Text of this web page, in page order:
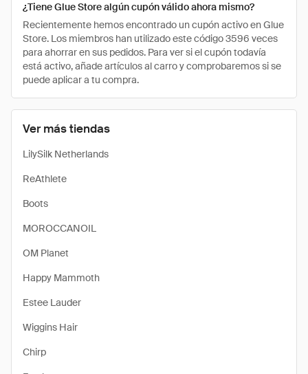
Ver más tiendas
LilySilk Netherlands
ReAthlete
Boots
MOROCCANOIL
OM Planet
Happy Mammoth
Estee Lauder
Wiggins Hair
Chirp
¿Tiene Glue Store algún cupón válido ahora mismo?
Recientemente hemos encontrado un cupón activo en Glue
Store. Los miembros han utilizado este código 3596 veces
para ahorrar en sus pedidos. Para ver si el cupón todavía
está activo, añade artículos al carro y comprobaremos si se
puede aplicar a tu compra.